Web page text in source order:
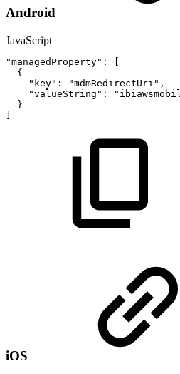
Android
JavaScript
"managedProperty" :
{
"key" : "mdmRedirectUri" ,
"valueString" :
}
iOS